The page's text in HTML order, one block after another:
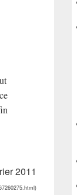
2011